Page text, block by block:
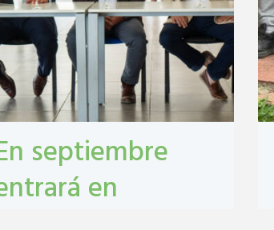
septiembre
en